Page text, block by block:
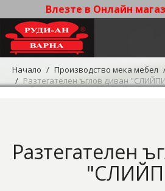
Влезте в Онлайн
Начало Производство мека мебел
Разтегателен ъглов диван
Разтегателен